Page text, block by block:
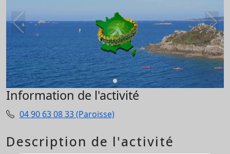
Information de l'activité
04 90 63 08 33 (Paroisse)
Description de l'activité